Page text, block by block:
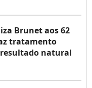
Brunet aos 62
tratamento
natural